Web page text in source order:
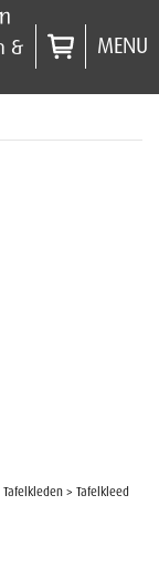
&
MENU
Tafelkleden > Tafelkleed